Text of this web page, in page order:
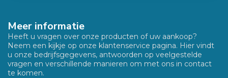
Meer informatie
Heeft u vragen over onze producten of uw aankoop?
Neem een kijkje op onze klantenservice pagina. Hier vindt
u onze bedrijfsgegevens, antwoorden op veelgestelde
vragen en verschillende manieren om met ons in contact
te komen.